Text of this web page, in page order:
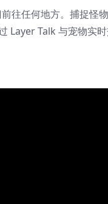
往任何地方。捕捉怪
Layer Talk 与宠物实